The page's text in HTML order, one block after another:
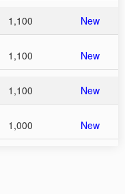
1,100 New
1,100 New
1,100 New
1,000 New